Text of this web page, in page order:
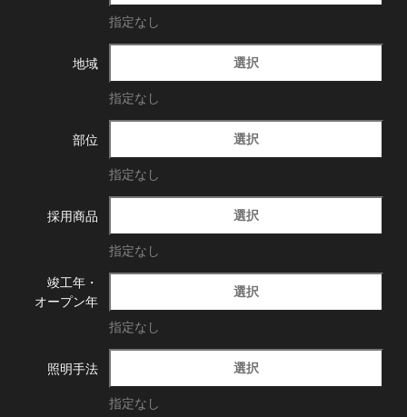
指定なし
地域 選択
指定なし
部位 選択
指定なし
採用商品 選択
指定なし
竣工年・
オープン年
選択
指定なし
照明手法 選択
指定なし